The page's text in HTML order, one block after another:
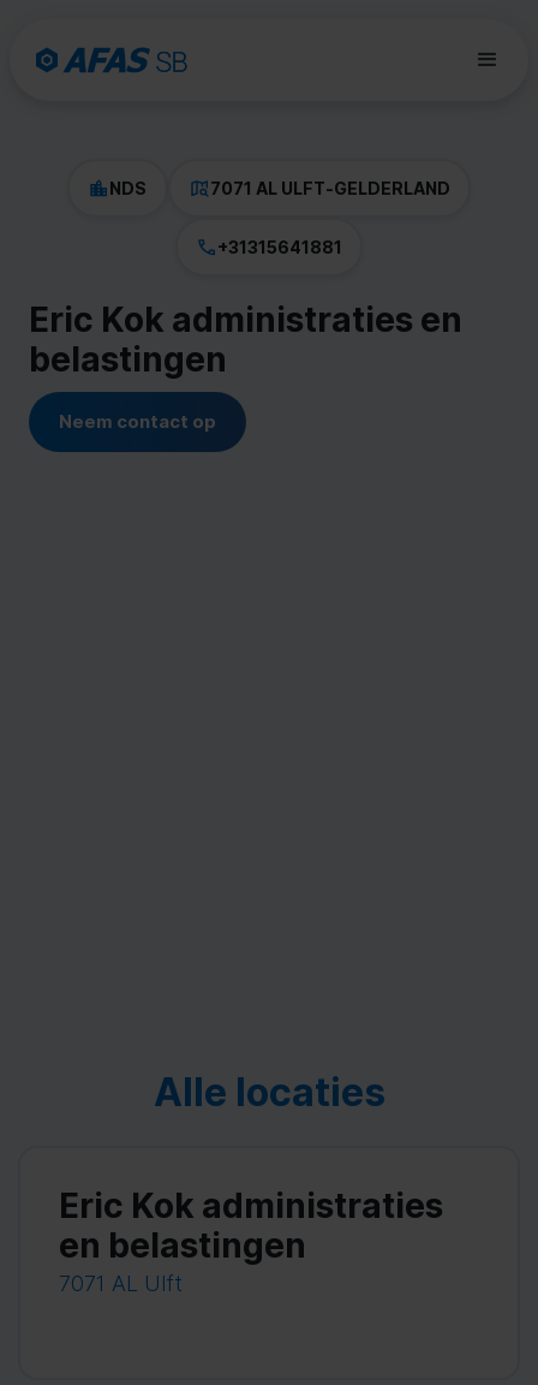
NDS 7071 AL ULFT-GELDERLAND
+31315641881
Eric Kok administraties en
belastingen
Neem contact op
Alle locaties
Eric Kok administraties
en belastingen
7071 AL Ulft